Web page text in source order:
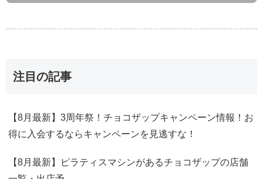
注目の記事
【8月最新】3周年祭！チョコザップキャンペーン情報！お
得に入会するならキャンペーンを見逃すな！
【8月最新】ピラティスマシンがあるチョコザップの店舗